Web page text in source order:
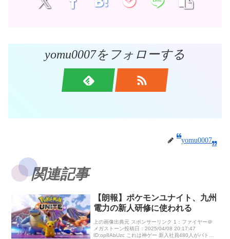
yomu0007をフォローする
yomu0007
関連記事
【朗報】ポケモンユナイト、九州
電力の新人研修に使われる
上の画像出典元 スポンサーリンク 1：ファイヤー＠
メガストーン投稿日：2025/04/08 20:17:47
ID:op8AbUzc これは神ゲー 新入社員480人がバトル